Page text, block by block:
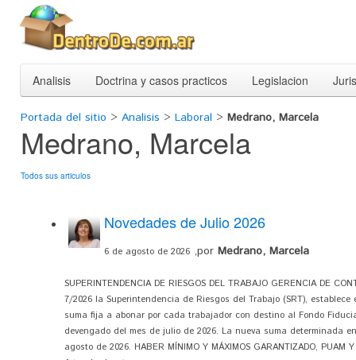
Analisis Doctrina y casos practicos Legislacion
Portada del sitio > Analisis > Laboral > Medrano, Marcela
Medrano, Marcela
Todos sus articulos
Novedades de Julio 2026
6 de agosto de 2026 ,por Medrano, Marcela
SUPERINTENDENCIA DE RIESGOS DEL TRABAJO GERENCIA DE
7/2026 la Superintendencia de Riesgos del Trabajo (SRT),
suma fija a abonar por cada trabajador con destino al Fondo
devengado del mes de julio de 2026. La nueva suma determinada
agosto de 2026. HABER MÍNIMO Y MÁXIMOS GARANTIZADO, PUAM